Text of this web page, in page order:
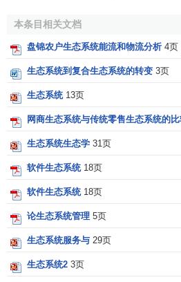
本条目相关文档
盘锦农户生态系统能流和物流分析 4页
生态系统到复合生态系统的转变 3页
生态系统 13页
网商生态系统与传统零售生态系统的
生态系统生态学 31页
软件生态系统 18页
软件生态系统 18页
论生态系统管理 5页
生态系统服务与 29页
生态系统2 3页